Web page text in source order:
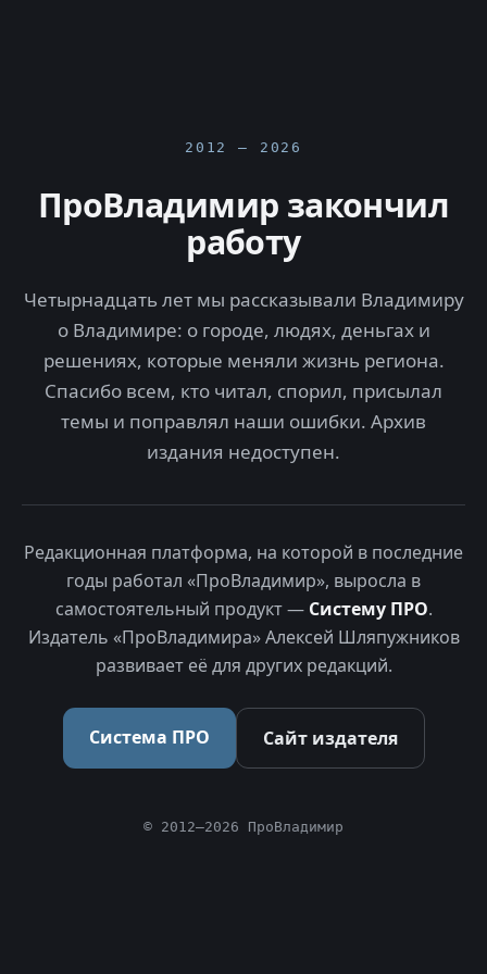
2012 — 2026
ПроВладимир закончил
работу
Четырнадцать лет мы рассказывали Владимиру
о Владимире: о городе, людях, деньгах и
решениях, которые меняли жизнь региона.
Спасибо всем, кто читал, спорил, присылал
темы и поправлял наши ошибки. Архив
издания недоступен.
Редакционная платформа, на которой в последние
годы работал «ПроВладимир», выросла в
самостоятельный продукт — Систему ПРО.
Издатель «ПроВладимира» Алексей Шляпужников
развивает её для других редакций.
Система ПРО Сайт издателя
© 2012–2026 ПроВладимир